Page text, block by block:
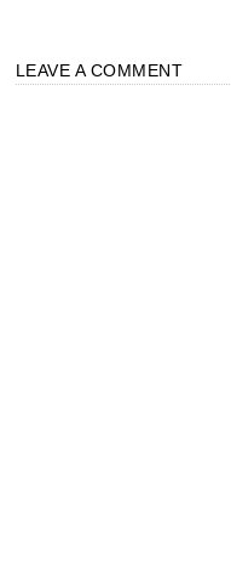
LEAVE A COMMENT